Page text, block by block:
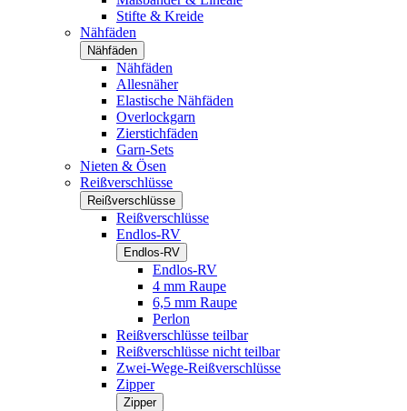
Stifte & Kreide
Nähfäden
Nähfäden
Nähfäden
Allesnäher
Elastische Nähfäden
Overlockgarn
Zierstichfäden
Garn-Sets
Nieten & Ösen
Reißverschlüsse
Reißverschlüsse
Reißverschlüsse
Endlos-RV
Endlos-RV
Endlos-RV
4 mm Raupe
6,5 mm Raupe
Perlon
Reißverschlüsse teilbar
Reißverschlüsse nicht teilbar
Zwei-Wege-Reißverschlüsse
Zipper
Zipper